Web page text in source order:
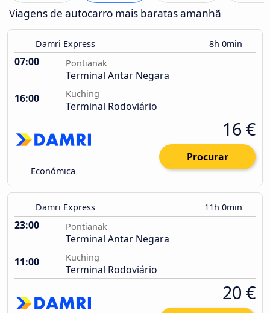
Viagens de autocarro mais baratas amanhã
Damri Express 8h 0min
07:00 Pontianak
Terminal Antar Negara
16:00
Kuching
Terminal Rodoviário
Económica
16 €
Procurar
Damri Express 11h 0min
23:00 Pontianak
Terminal Antar Negara
11:00
Kuching
Terminal Rodoviário
20 €